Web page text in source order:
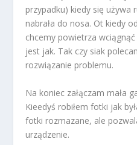
przypadku) kiedy się używa
nabrała do nosa. Ot kiedy
chcemy powietrza
jest jak. Tak czy siak
rozwiązanie problemu.
Na koniec załączam mała
Kieedyś robiłem fotki jak
fotki rozmazane, ale
urządzenie.